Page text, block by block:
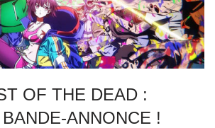
OF THE DEAD :
ANNONCE !